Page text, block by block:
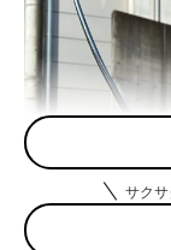
サク